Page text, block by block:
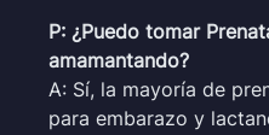
P: ¿Puedo tomar
amamantando?
A: Sí, la mayoría de
para embarazo y